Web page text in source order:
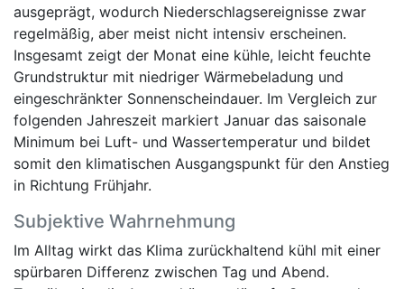
ausgeprägt, wodurch Niederschlagsereignisse zwar
regelmäßig, aber meist nicht intensiv erscheinen.
Insgesamt zeigt der Monat eine kühle, leicht feuchte
Grundstruktur mit niedriger Wärmebeladung und
eingeschränkter Sonnenscheindauer. Im Vergleich zur
folgenden Jahreszeit markiert Januar das saisonale
Minimum bei Luft- und Wassertemperatur und bildet
somit den klimatischen Ausgangspunkt für den Anstieg
in Richtung Frühjahr.
Subjektive Wahrnehmung
Im Alltag wirkt das Klima zurückhaltend kühl mit einer
spürbaren Differenz zwischen Tag und Abend.